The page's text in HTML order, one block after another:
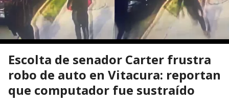
Escolta de senador Carter frustra
robo de auto en Vitacura: reportan
que computador fue sustraído